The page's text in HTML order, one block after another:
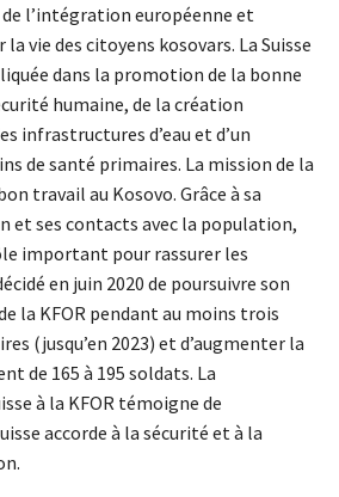
l’intégration européenne et
vie des citoyens kosovars. La Suisse
dans la promotion de la bonne
humaine, de la création
infrastructures d’eau et d’un
de santé primaires. La mission de la
travail au Kosovo. Grâce à sa
et ses contacts avec la population,
important pour rassurer les
en juin 2020 de poursuivre son
la KFOR pendant au moins trois
(jusqu’en 2023) et d’augmenter la
de 165 à 195 soldats. La
à la KFOR témoigne de
accorde à la sécurité et à la